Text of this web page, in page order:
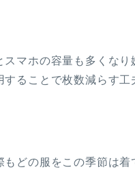
スマホの容量も多くな
ることで枚数減らす工
もどの服をこの季節は